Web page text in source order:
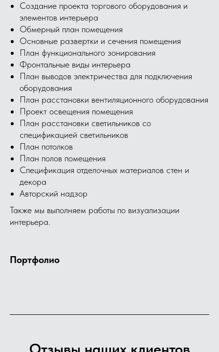
Создание проекта торгового оборудования и
элементов интерьера
Обмерный план помещения
Основные развертки и сечения помещения
План функционального зонирования
Фронтальные виды интерьера
План выводов электричества для подключения
оборудования
План расстановки вентиляционного оборудования
Проект освещения помещения
План расстановки светильников со
спецификацией светильников
План потолков
План полов помещения
Спецификация отделочных материалов стен и
декора
Авторский надзор
Также мы выполняем работы по визуализации
интерьера.
Портфолио